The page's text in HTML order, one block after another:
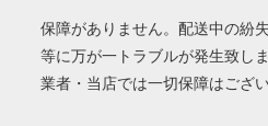
保障がありません。配送中の紛
等に万が一トラブルが発生致し
業者・当店では一切保障はござい